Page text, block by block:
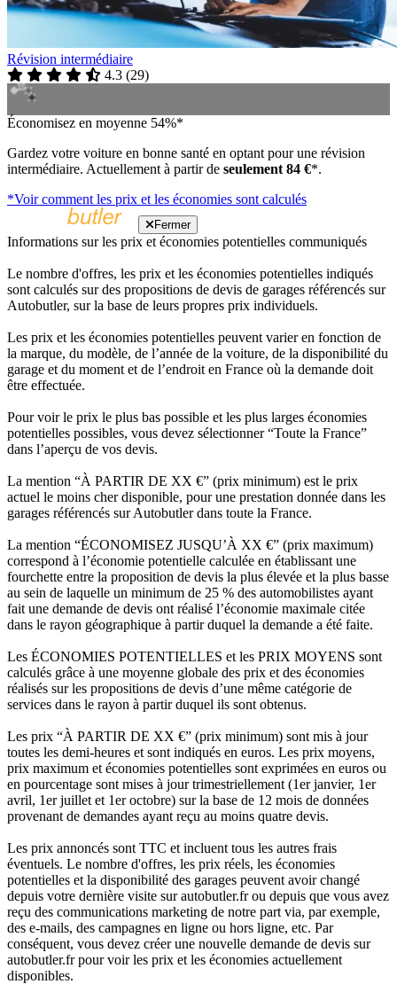
Révision intermédiaire
4.3 (29)
Économisez en moyenne 54%*
Gardez votre voiture en bonne santé en optant pour une révision
intermédiaire. Actuellement à partir de seulement 84 €*.
*Voir comment les prix et les économies sont calculés
Fermer
Informations sur les prix et économies potentielles communiqués
Le nombre d'offres, les prix et les économies potentielles indiqués
sont calculés sur des propositions de devis de garages référencés sur
Autobutler, sur la base de leurs propres prix individuels.
Les prix et les économies potentielles peuvent varier en fonction de
la marque, du modèle, de l’année de la voiture, de la disponibilité du
garage et du moment et de l’endroit en France où la demande doit
être effectuée.
Pour voir le prix le plus bas possible et les plus larges économies
potentielles possibles, vous devez sélectionner “Toute la France”
dans l’aperçu de vos devis.
La mention “À PARTIR DE XX €” (prix minimum) est le prix
actuel le moins cher disponible, pour une prestation donnée dans les
garages référencés sur Autobutler dans toute la France.
La mention “ÉCONOMISEZ JUSQU’À XX €” (prix maximum)
correspond à l’économie potentielle calculée en établissant une
fourchette entre la proposition de devis la plus élevée et la plus basse
au sein de laquelle un minimum de 25 % des automobilistes ayant
fait une demande de devis ont réalisé l’économie maximale citée
dans le rayon géographique à partir duquel la demande a été faite.
Les ÉCONOMIES POTENTIELLES et les PRIX MOYENS sont
calculés grâce à une moyenne globale des prix et des économies
réalisés sur les propositions de devis d’une même catégorie de
services dans le rayon à partir duquel ils sont obtenus.
Les prix “À PARTIR DE XX €” (prix minimum) sont mis à jour
toutes les demi-heures et sont indiqués en euros. Les prix moyens,
prix maximum et économies potentielles sont exprimées en euros ou
en pourcentage sont mises à jour trimestriellement (1er janvier, 1er
avril, 1er juillet et 1er octobre) sur la base de 12 mois de données
provenant de demandes ayant reçu au moins quatre devis.
Les prix annoncés sont TTC et incluent tous les autres frais
éventuels. Le nombre d'offres, les prix réels, les économies
potentielles et la disponibilité des garages peuvent avoir changé
depuis votre dernière visite sur autobutler.fr ou depuis que vous avez
reçu des communications marketing de notre part via, par exemple,
des e-mails, des campagnes en ligne ou hors ligne, etc. Par
conséquent, vous devez créer une nouvelle demande de devis sur
autobutler.fr pour voir les prix et les économies actuellement
disponibles.